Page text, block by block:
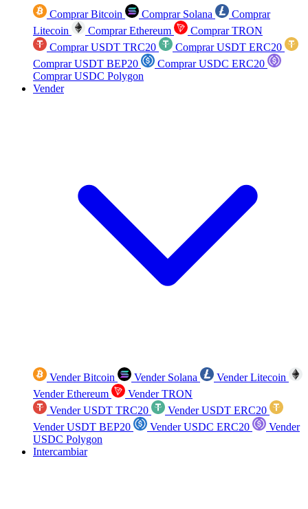
Comprar Bitcoin Comprar Solana
Comprar
Litecoin
Comprar Ethereum
Comprar TRON
Comprar USDT TRC20
Comprar USDT ERC20
Comprar USDT BEP20
Comprar USDC ERC20
Comprar USDC Polygon
Vender
Vender Bitcoin Vender Solana
Vender Litecoin
Vender Ethereum
Vender TRON
Vender USDT TRC20
Vender USDT ERC20
Vender USDT BEP20
Vender USDC ERC20
Vender
USDC Polygon
Intercambiar